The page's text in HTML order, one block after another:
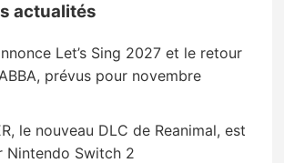
actualités
Let’s Sing 2027 et le retour
prévus pour novembre
le nouveau DLC de Reanimal, est
Nintendo Switch 2